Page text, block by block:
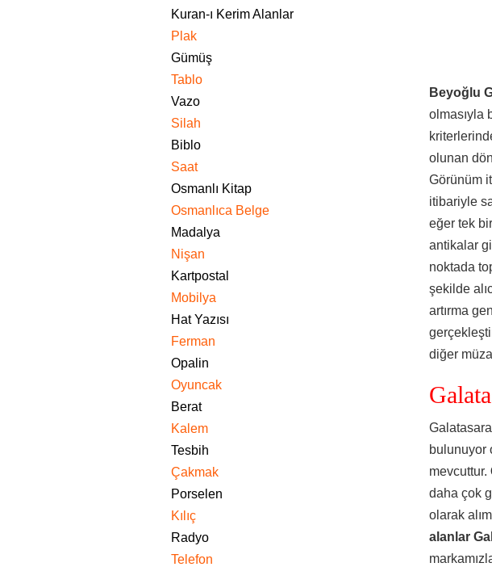
Beyoğlu
olmasıyla
olunan
Görünüm
itibariyle
eğer tek
antikalar
noktada
şekilde
artırma
diğer
bulunuyor
mevcuttur.
daha çok
olarak
alanlar
Kuran-ı Kerim Alanlar
Plak
Gümüş
Tablo
Vazo
Silah
Biblo
Saat
Osmanlı Kitap
Osmanlıca Belge
Madalya
Nişan
Kartpostal
Mobilya
Hat Yazısı
Ferman
Opalin
Oyuncak
Berat
Kalem
Tesbih
Çakmak
Porselen
Kılıç
Radyo
Telefon